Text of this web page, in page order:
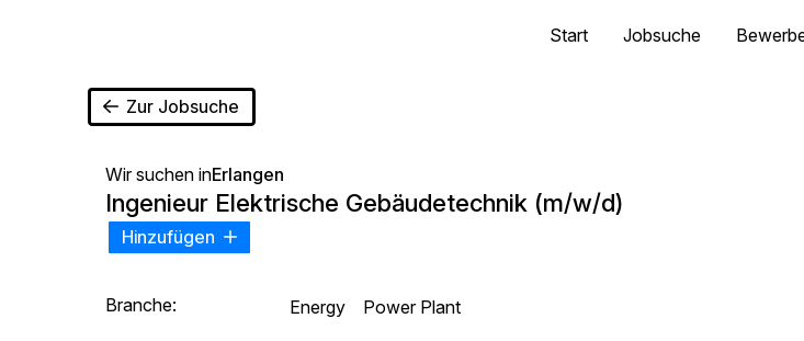
Start Jobsuche
Zur Jobsuche
Wir suchen inErlangen
Ingenieur Elektrische Gebäudetechnik (m/w/d)
Hinzufügen
Branche: Energy Power Plant